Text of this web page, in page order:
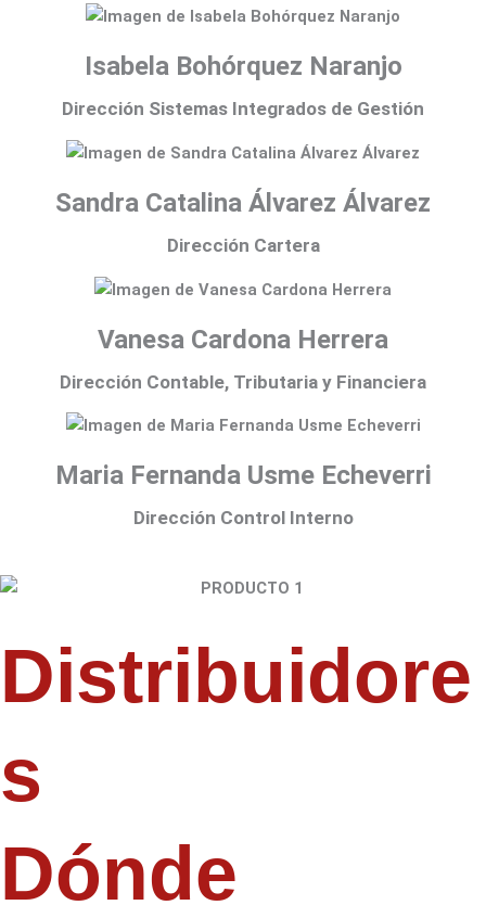
Isabela Bohórquez Naranjo
Dirección Sistemas Integrados de Gestión
Sandra Catalina Álvarez Álvarez
Dirección Cartera
Vanesa Cardona Herrera
Dirección Contable, Tributaria y Financiera
Maria Fernanda Usme Echeverri
Dirección Control Interno
Distribuidore
s
Dónde